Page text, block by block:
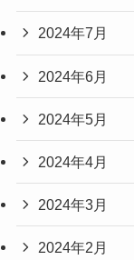
2024年7月
2024年6月
2024年5月
2024年4月
2024年3月
2024年2月